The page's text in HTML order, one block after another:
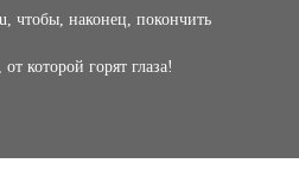
чтобы, наконец, покончить
которой горят глаза!